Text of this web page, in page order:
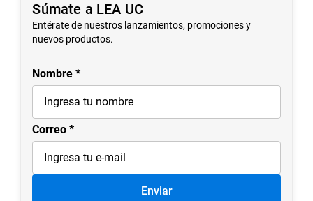
Súmate a LEA UC
Entérate de nuestros lanzamientos, promociones y
nuevos productos.
Nombre
Correo
Enviar